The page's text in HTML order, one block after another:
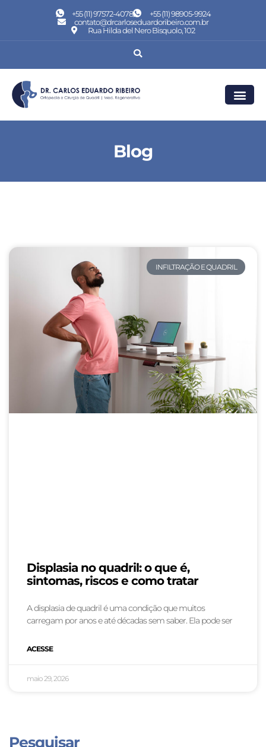
+55 (11) 97572-4078
+55 (11) 98905-9924
contato@drcarloseduardoribeiro.com.br
Rua Hilda del Nero Bisquolo, 102
Blog
INFILTRAÇÃO E QUADRIL
Displasia no quadril: o que é,
sintomas, riscos e como tratar
A displasia de quadril é uma condição que muitos
carregam por anos e até décadas sem saber. Ela pode ser
ACESSE
maio 29, 2026
Pesquisar